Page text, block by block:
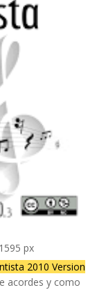
px
2010 Version
acordes y como